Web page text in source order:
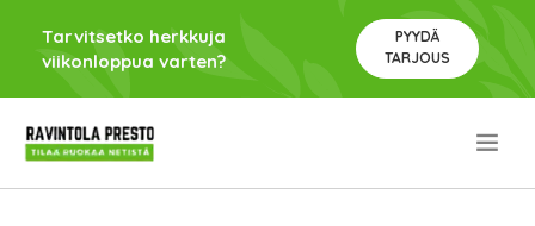
Tarvitsetko herkkuja
viikonloppua varten?
PYYDÄ
TARJOUS